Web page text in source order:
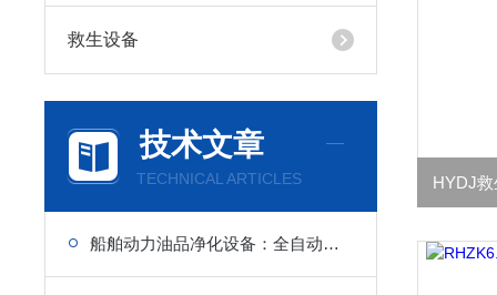
救生设备
技术文章
TECHNICAL ARTICLES
船舶动力油品净化设备：全自动船用燃油分离机
HYDJ